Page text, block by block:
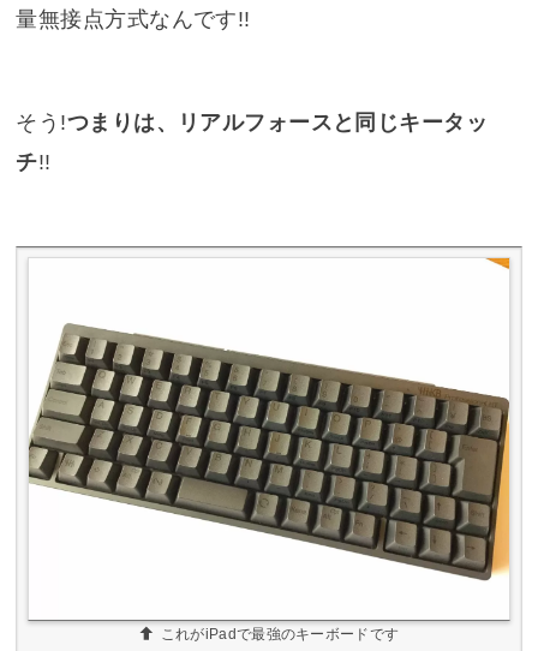
量無接点方式なんです!!
そう!つまりは、リアルフォースと同じキータッ
チ!!
これがiPadで最強のキーボードです